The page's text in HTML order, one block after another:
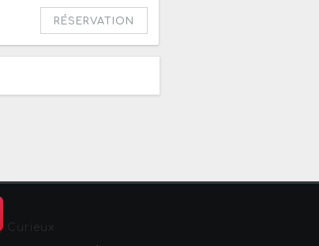
RÉSERVATION
Curieux